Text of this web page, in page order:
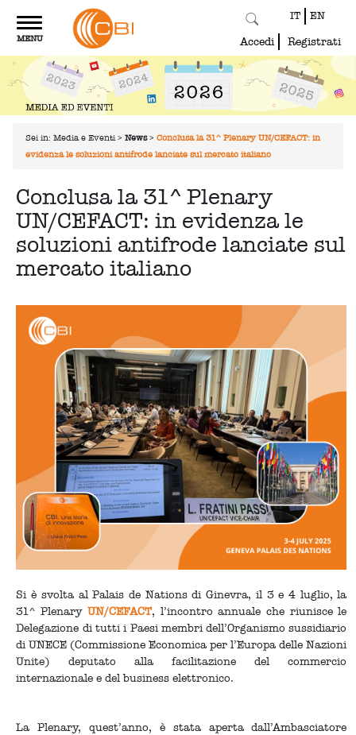
Toggle
navigation
MENU
IT EN
Accedi Registrati
Sei in: Media e Eventi > News > Conclusa la 31^ Plenary UN/CEFACT: in
evidenza le soluzioni antifrode lanciate sul mercato italiano
Conclusa la 31^ Plenary
UN/CEFACT: in evidenza le
soluzioni antifrode lanciate sul
mercato italiano
Si è svolta al Palais de Nations di Ginevra, il 3 e 4 luglio, la
31^ Plenary UN/CEFACT, l’incontro annuale che riunisce le
Delegazione di tutti i Paesi membri dell’Organismo sussidiario
di UNECE (Commissione Economica per l’Europa delle Nazioni
Unite) deputato alla facilitazione del commercio
internazionale e del business elettronico.
La Plenary, quest’anno, è stata aperta dall’Ambasciatore